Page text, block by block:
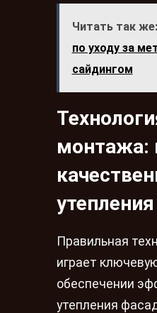
Читать так же:
по уходу за
сайдингом
монтажа:
Правильная
играет
обеспечении
утепления